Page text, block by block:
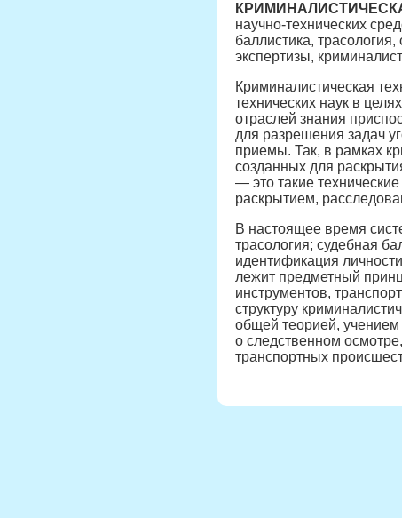
научно-технических
баллистика,
экспертизы,
Криминалистическая
технических наук в
отраслей знания
для разрешения задач
приемы. Так, в рамках
созданных для
— это такие
раскрытием,
В настоящее время
трасология; судебная
идентификация
лежит предметный
инструментов,
структуру
общей теорией, учением
о следственном
транспортных